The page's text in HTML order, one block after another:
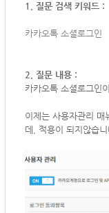
1. 질문 검색 키워드 :
카카오톡 소셜로그인
2. 질문 내용 :
카카오톡 소셜로그인
이제는 사용자관리
데, 적용이 되지않습니